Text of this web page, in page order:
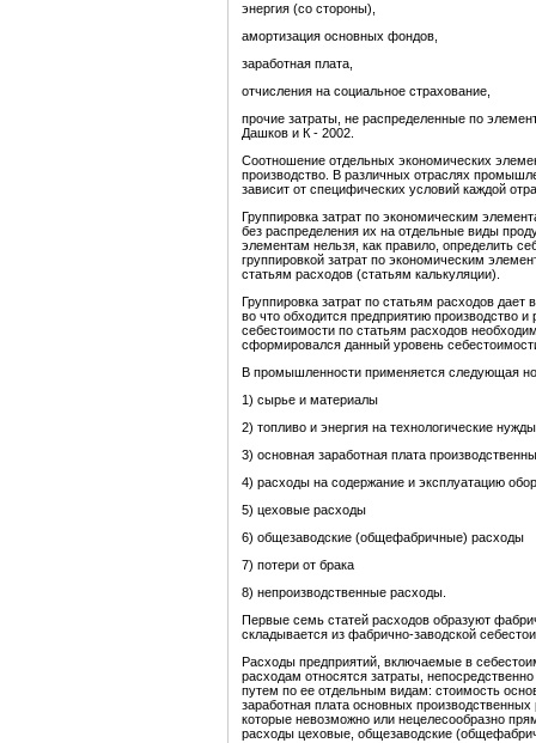
энергия (со стороны),
амортизация основных фондов,
заработная плата,
отчисления на социальное страхование,
прочие затраты, не распределенные по
Дашков и К - 2002.
Соотношение отдельных экономических
производство. В различных отраслях
зависит от специфических условий каждой
Группировка затрат по экономическим
без распределения их на отдельные виды
элементам нельзя, как правило, определить
группировкой затрат по экономическим
статьям расходов (статьям калькуляции).
Группировка затрат по статьям расходов
во что обходится предприятию производство
себестоимости по статьям расходов
сформировался данный уровень
В промышленности применяется следующая
1) сырье и материалы
2) топливо и энергия на технологические нужды
3) основная заработная плата
4) расходы на содержание и эксплуатацию
5) цеховые расходы
6) общезаводские (общефабричные) расходы
7) потери от брака
8) непроизводственные расходы.
Первые семь статей расходов образуют
складывается из фабрично-заводской
Расходы предприятий, включаемые в
расходам относятся затраты,
путем по ее отдельным видам: стоимость
заработная плата основных
которые невозможно или нецелесообразно
расходы цеховые, общезаводские